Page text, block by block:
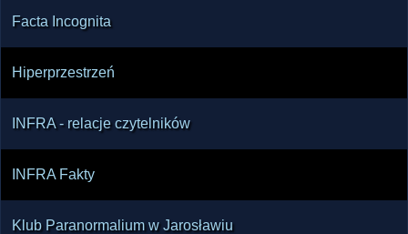
Facta Incognita
Hiperprzestrzeń
INFRA - relacje czytelników
INFRA Fakty
Klub Paranormalium w Jarosławiu